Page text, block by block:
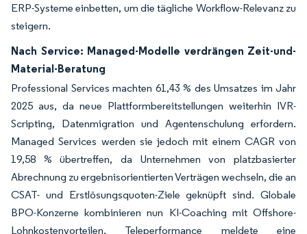
ERP-Systeme einbetten, um die tägliche Workflow-Relevanz zu
steigern.
Nach Service: Managed-Modelle verdrängen Zeit-und-
Material-Beratung
Professional Services machten 61,43 % des Umsatzes im Jahr
2025 aus, da neue Plattformbereitstellungen weiterhin IVR-
Scripting, Datenmigration und Agentenschulung erfordern.
Managed Services werden sie jedoch mit einem CAGR von
19,58 % übertreffen, da Unternehmen von platzbasierter
Abrechnung zu ergebnisorientierten Verträgen wechseln, die an
CSAT- und Erstlösungsquoten-Ziele geknüpft sind. Globale
BPO-Konzerne kombinieren nun KI-Coaching mit Offshore-
Lohnkostenvorteilen. Teleperformance meldete eine